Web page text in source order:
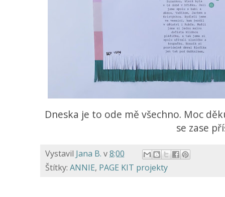
Dneska je to ode mě všechno. Moc
se zase
Vystavil Jana B. v8:00
Štítky: ANNIE, PAGE KIT projekty